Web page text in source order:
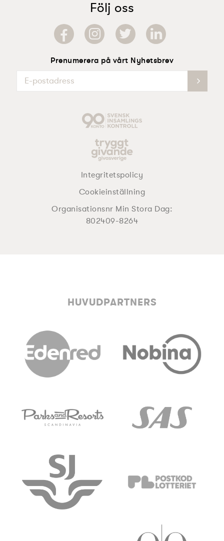
Följ oss
Prenumerera på vårt Nyhetsbrev
Integritetspolicy
Cookieinställning
Organisationsnr Min Stora Dag:
802409-8264
HUVUDPARTNERS